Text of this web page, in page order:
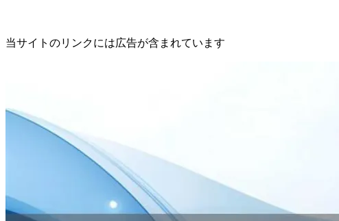
当サイトのリンクには広告が含まれています